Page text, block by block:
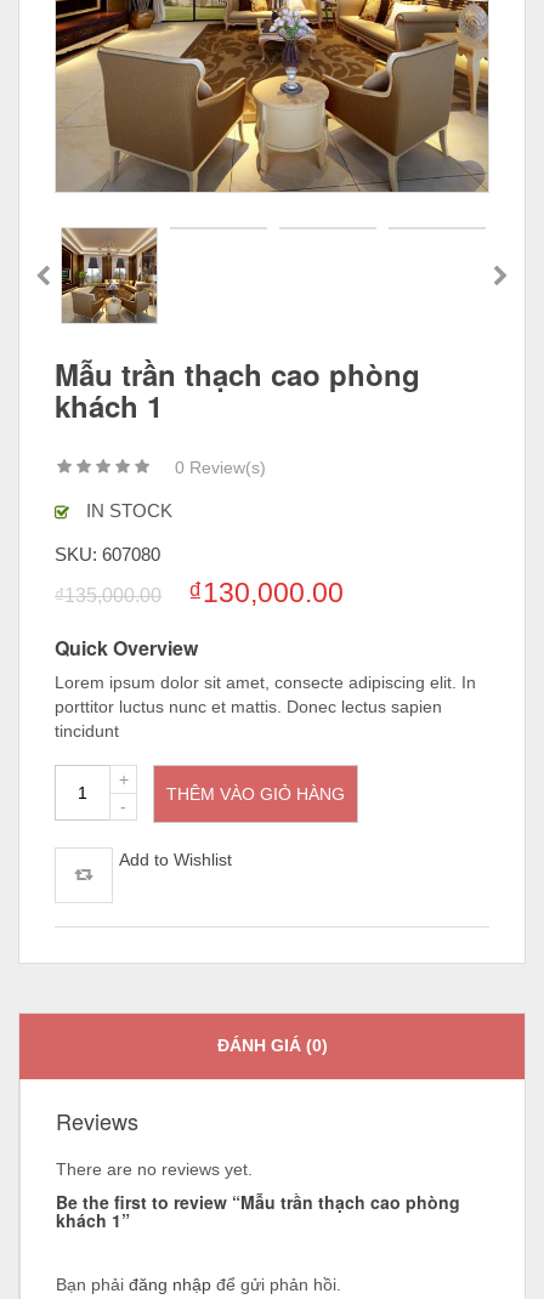
Mẫu trần thạch cao phòng
khách 1
0 Review(s)
IN STOCK
SKU: 607080
₫135,000.00 ₫130,000.00
Quick Overview
Lorem ipsum dolor sit amet, consecte adipiscing elit. In
porttitor luctus nunc et mattis. Donec lectus sapien
tincidunt
trần
thạch
cao
phòng
THÊM VÀO GIỎ HÀNG
Add to Wishlist
ĐÁNH GIÁ (0)
Reviews
There are no reviews yet.
Be the first to review “Mẫu trần thạch cao phòng
khách 1”
Bạn phải đăng nhập để gửi phản hồi.